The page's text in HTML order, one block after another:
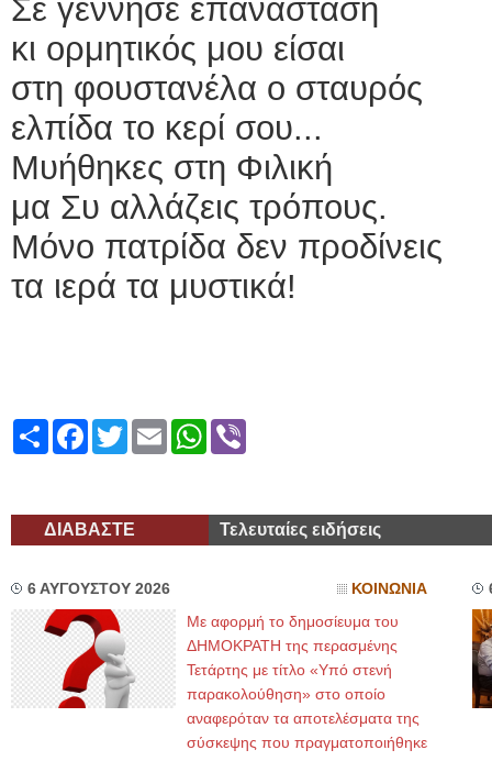
Σε γέννησε επανάσταση
κι ορμητικός μου είσαι
στη φουστανέλα ο σταυρός
ελπίδα το κερί σου...
Μυήθηκες στη Φιλική
μα Συ αλλάζεις τρόπους.
Μόνο πατρίδα δεν προδίνεις
τα ιερά τα μυστικά!
ShareFacebook
TwitterEmailWhatsApp
ΔΙΑΒΑΣΤΕ Τελευταίες ειδήσεις
6 ΑΥΓΟΥΣΤΟΥ 2026 ΚΟΙΝΩΝΙΑ
Με αφορμή το δημοσίευμα του
ΔΗΜΟΚΡΑΤΗ της περασμένης
Τετάρτης με τίτλο «Υπό στενή
παρακολούθηση» στο οποίο
αναφερόταν τα αποτελέσματα της
σύσκεψης που πραγματοποιήθηκε